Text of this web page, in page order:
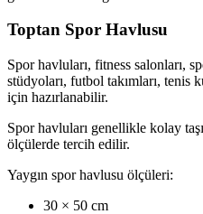
Toptan Spor Havlusu
Spor havluları, fitness salonları,
stüdyoları, futbol takımları, tenis
için hazırlanabilir.
Spor havluları genellikle kolay
ölçülerde tercih edilir.
Yaygın spor havlusu ölçüleri:
30 × 50 cm